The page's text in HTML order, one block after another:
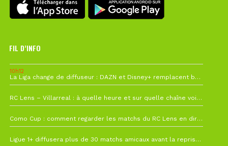
FIL D’INFO
10h12
La Liga change de diffuseur : DAZN et Disney+ remplacent beIN Sports !
RC Lens – Villarreal : à quelle heure et sur quelle chaîne voir la finale de la Como Cup ?
Como Cup : comment regarder les matchs du RC Lens en direct ?
Ligue 1+ diffusera plus de 30 matchs amicaux avant la reprise de la Ligue 1